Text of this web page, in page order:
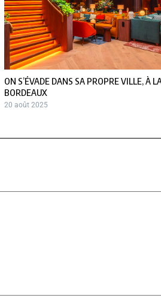
ON S’ÉVADE DANS SA PROPRE VILLE, À
BORDEAUX
20 août 2025